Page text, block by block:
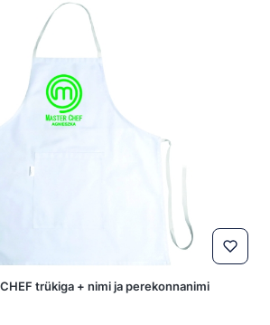
trükiga + nimi ja perekonnanimi